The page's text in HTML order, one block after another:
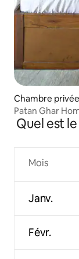
Chambre
Patan Ghar
Quel est
Mois
Janv.
Févr.